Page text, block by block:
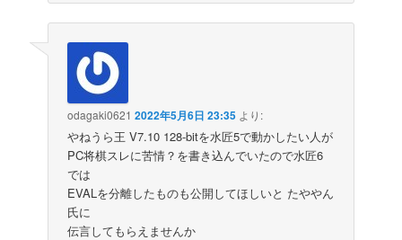
odagaki0621 2022年5月6日 23:35 より:
やねうら王 V7.10 128-bitを水匠5で動かしたい人が
PC将棋スレに苦情？を書き込んでいたので水匠6
では
EVALを分離したものも公開してほしいと たややん
氏に
伝言してもらえませんか